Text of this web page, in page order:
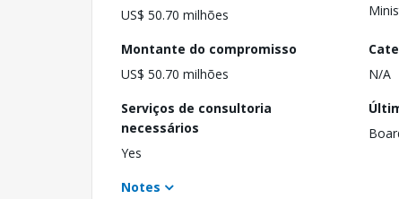
US$ 50.70 milhões
Montante do compromisso
US$ 50.70 milhões
N/A
Serviços de consultoria
necessários
Yes
Notes